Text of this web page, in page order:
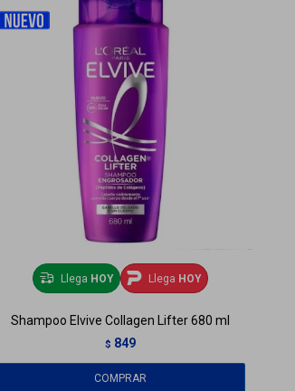
Llega HOY Llega HOY
Shampoo Elvive Collagen Lifter 680 ml
$ 849